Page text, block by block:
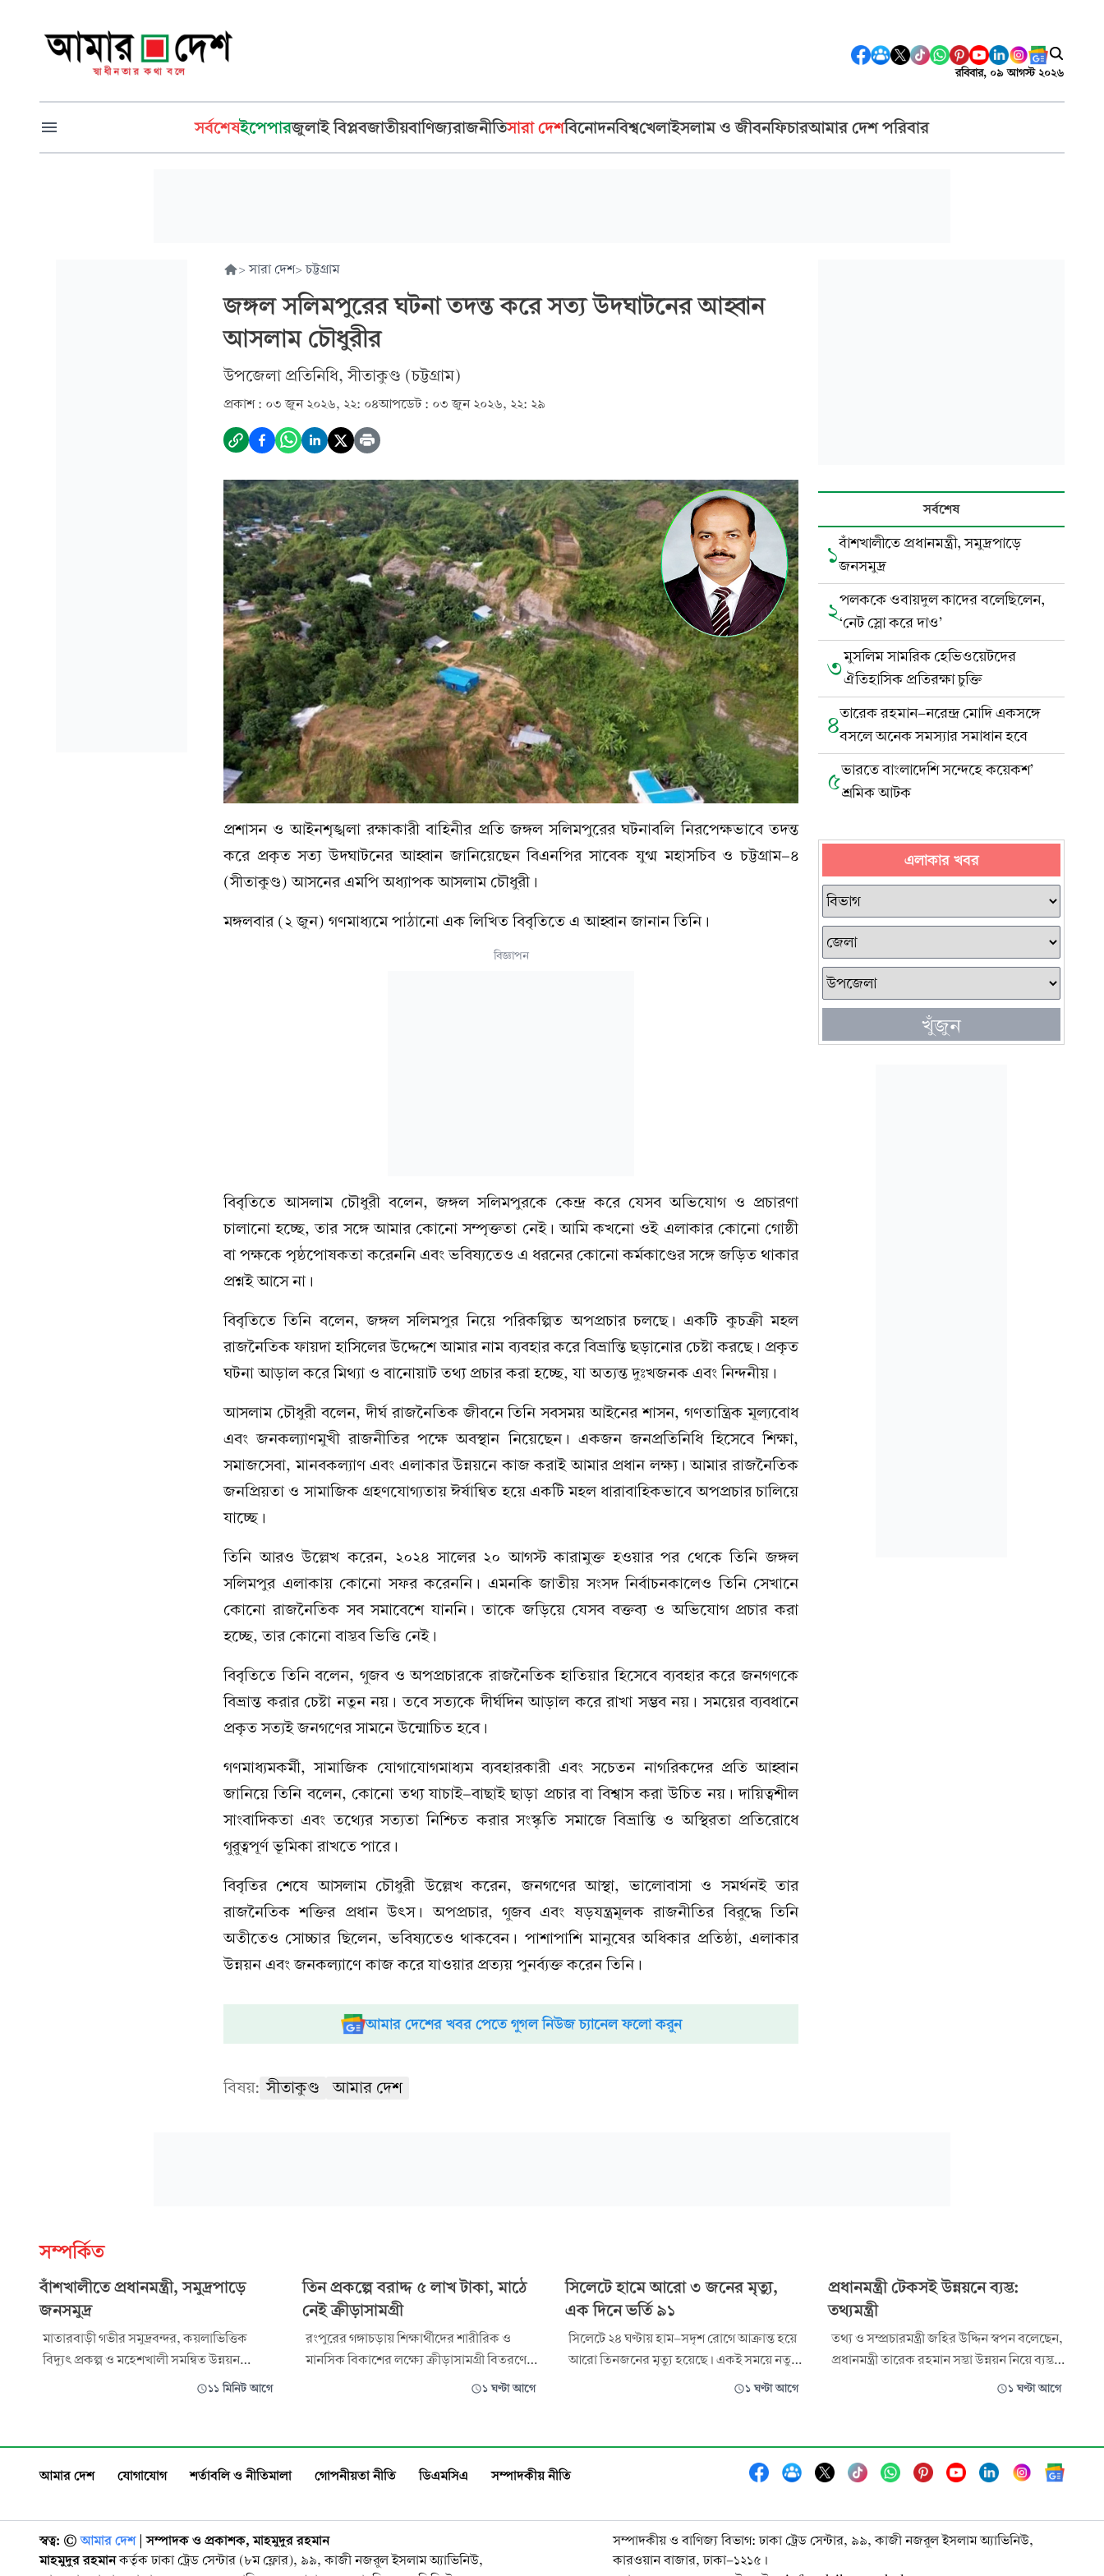
রবিবার, ০৯ আগস্ট ২০২৬
সর্বশেষইপেপারজুলাই বিপ্লবজাতীয়বাণিজ্যরাজনীতিসারা দেশবিনোদনবিশ্বখেলাইসলাম ও জীবনফিচারআমার দেশ পরিবার
> সারা দেশ> চট্টগ্রাম
জঙ্গল সলিমপুরের ঘটনা তদন্ত করে সত্য উদঘাটনের আহ্বান
আসলাম চৌধুরীর
উপজেলা প্রতিনিধি, সীতাকুণ্ড (চট্টগ্রাম)
প্রকাশ : ০৩ জুন ২০২৬, ২২: ০৪আপডেট : ০৩ জুন ২০২৬, ২২: ২৯
প্রশাসন ও আইনশৃঙ্খলা রক্ষাকারী বাহিনীর প্রতি জঙ্গল সলিমপুরের ঘটনাবলি নিরপেক্ষভাবে তদন্ত
করে প্রকৃত সত্য উদঘাটনের আহ্বান জানিয়েছেন বিএনপির সাবেক যুগ্ম মহাসচিব ও চট্টগ্রাম-৪
(সীতাকুণ্ড) আসনের এমপি অধ্যাপক আসলাম চৌধুরী।
মঙ্গলবার (২ জুন) গণমাধ্যমে পাঠানো এক লিখিত বিবৃতিতে এ আহ্বান জানান তিনি।
বিজ্ঞাপন
বিবৃতিতে আসলাম চৌধুরী বলেন, জঙ্গল সলিমপুরকে কেন্দ্র করে যেসব অভিযোগ ও প্রচারণা
চালানো হচ্ছে, তার সঙ্গে আমার কোনো সম্পৃক্ততা নেই। আমি কখনো ওই এলাকার কোনো গোষ্ঠী
বা পক্ষকে পৃষ্ঠপোষকতা করেননি এবং ভবিষ্যতেও এ ধরনের কোনো কর্মকাণ্ডের সঙ্গে জড়িত থাকার
প্রশ্নই আসে না।
বিবৃতিতে তিনি বলেন, জঙ্গল সলিমপুর নিয়ে পরিকল্পিত অপপ্রচার চলছে। একটি কুচক্রী মহল
রাজনৈতিক ফায়দা হাসিলের উদ্দেশে আমার নাম ব্যবহার করে বিভ্রান্তি ছড়ানোর চেষ্টা করছে। প্রকৃত
ঘটনা আড়াল করে মিথ্যা ও বানোয়াট তথ্য প্রচার করা হচ্ছে, যা অত্যন্ত দুঃখজনক এবং নিন্দনীয়।
আসলাম চৌধুরী বলেন, দীর্ঘ রাজনৈতিক জীবনে তিনি সবসময় আইনের শাসন, গণতান্ত্রিক মূল্যবোধ
এবং জনকল্যাণমুখী রাজনীতির পক্ষে অবস্থান নিয়েছেন। একজন জনপ্রতিনিধি হিসেবে শিক্ষা,
সমাজসেবা, মানবকল্যাণ এবং এলাকার উন্নয়নে কাজ করাই আমার প্রধান লক্ষ্য। আমার রাজনৈতিক
জনপ্রিয়তা ও সামাজিক গ্রহণযোগ্যতায় ঈর্ষান্বিত হয়ে একটি মহল ধারাবাহিকভাবে অপপ্রচার চালিয়ে
যাচ্ছে।
তিনি আরও উল্লেখ করেন, ২০২৪ সালের ২০ আগস্ট কারামুক্ত হওয়ার পর থেকে তিনি জঙ্গল
সলিমপুর এলাকায় কোনো সফর করেননি। এমনকি জাতীয় সংসদ নির্বাচনকালেও তিনি সেখানে
কোনো রাজনৈতিক সব সমাবেশে যাননি। তাকে জড়িয়ে যেসব বক্তব্য ও অভিযোগ প্রচার করা
হচ্ছে, তার কোনো বাস্তব ভিত্তি নেই।
বিবৃতিতে তিনি বলেন, গুজব ও অপপ্রচারকে রাজনৈতিক হাতিয়ার হিসেবে ব্যবহার করে জনগণকে
বিভ্রান্ত করার চেষ্টা নতুন নয়। তবে সত্যকে দীর্ঘদিন আড়াল করে রাখা সম্ভব নয়। সময়ের ব্যবধানে
প্রকৃত সত্যই জনগণের সামনে উন্মোচিত হবে।
গণমাধ্যমকর্মী, সামাজিক যোগাযোগমাধ্যম ব্যবহারকারী এবং সচেতন নাগরিকদের প্রতি আহ্বান
জানিয়ে তিনি বলেন, কোনো তথ্য যাচাই-বাছাই ছাড়া প্রচার বা বিশ্বাস করা উচিত নয়। দায়িত্বশীল
সাংবাদিকতা এবং তথ্যের সত্যতা নিশ্চিত করার সংস্কৃতি সমাজে বিভ্রান্তি ও অস্থিরতা প্রতিরোধে
গুরুত্বপূর্ণ ভূমিকা রাখতে পারে।
বিবৃতির শেষে আসলাম চৌধুরী উল্লেখ করেন, জনগণের আস্থা, ভালোবাসা ও সমর্থনই তার
রাজনৈতিক শক্তির প্রধান উৎস। অপপ্রচার, গুজব এবং ষড়যন্ত্রমূলক রাজনীতির বিরুদ্ধে তিনি
অতীতেও সোচ্চার ছিলেন, ভবিষ্যতেও থাকবেন। পাশাপাশি মানুষের অধিকার প্রতিষ্ঠা, এলাকার
উন্নয়ন এবং জনকল্যাণে কাজ করে যাওয়ার প্রত্যয় পুনর্ব্যক্ত করেন তিনি।
আমার দেশের খবর পেতে গুগল নিউজ চ্যানেল ফলো করুন
বিষয়: সীতাকুণ্ড আমার দেশ
সর্বশেষ
১বাঁশখালীতে প্রধানমন্ত্রী, সমুদ্রপাড়ে
জনসমুদ্র
২পলককে ওবায়দুল কাদের বলেছিলেন,
‘নেট স্লো করে দাও’
৩মুসলিম সামরিক হেভিওয়েটদের
ঐতিহাসিক প্রতিরক্ষা চুক্তি
৪তারেক রহমান-নরেন্দ্র মোদি একসঙ্গে
বসলে অনেক সমস্যার সমাধান হবে
৫ভারতে বাংলাদেশি সন্দেহে কয়েকশ’
শ্রমিক আটক
এলাকার খবর
খুঁজুন
সম্পর্কিত
বাঁশখালীতে প্রধানমন্ত্রী, সমুদ্রপাড়ে
জনসমুদ্র
মাতারবাড়ী গভীর সমুদ্রবন্দর, কয়লাভিত্তিক
বিদ্যুৎ প্রকল্প ও মহেশখালী সমন্বিত উন্নয়ন
কর্তৃপক্ষের (মিডা) কার্যক্রম পরিদর্শন শেষে
বাহারছড়া সমুদ্রপাড়ে মানুষের ঢল নামে। পুরো
১১ মিনিট আগে
তিন প্রকল্পে বরাদ্দ ৫ লাখ টাকা, মাঠে
নেই ক্রীড়াসামগ্রী
রংপুরের গঙ্গাচড়ায় শিক্ষার্থীদের শারীরিক ও
মানসিক বিকাশের লক্ষ্যে ক্রীড়াসামগ্রী বিতরণের
জন্য ২০২৫-২৬ অর্থবছরের বার্ষিক উন্নয়ন
নথিতে এসব প্রকল্পের অর্থ ব্যয় দেখানো হলেও
মাঠ পর্যায়ে এখনো ক্রীড়া সামগ্র
১ ঘণ্টা আগে
সিলেটে হামে আরো ৩ জনের মৃত্যু,
এক দিনে ভর্তি ৯১
সিলেটে ২৪ ঘণ্টায় হাম-সদৃশ রোগে আক্রান্ত হয়ে
আরো তিনজনের মৃত্যু হয়েছে। একই সময়ে নতুন
করে ৯১ জন সন্দেহভাজন হাম রোগী হাসপাতালে
৮২৭ জনে। সন্দেহভাজন ও নিশ্চিত হাম মিলিয়ে
১ ঘণ্টা আগে
প্রধানমন্ত্রী টেকসই উন্নয়নে ব্যস্ত:
তথ্যমন্ত্রী
তথ্য ও সম্প্রচারমন্ত্রী জহির উদ্দিন স্বপন বলেছেন,
প্রধানমন্ত্রী তারেক রহমান সস্তা উন্নয়ন নিয়ে ব্যস্ত
নন। এর বড় প্রমাণ হলো—আগামী পাঁচ বছরে
করা হবে। এ লক্ষ্যেই সারা দেশে বৃক্ষমেলার
আয়োজন করা হচ্ছে। রোববার সকা
১ ঘণ্টা আগে
আমার দেশ যোগাযোগ শর্তাবলি ও নীতিমালা গোপনীয়তা নীতি ডিএমসিএ সম্পাদকীয় নীতি
স্বত্ব: ©️ আমার দেশ| সম্পাদক ও প্রকাশক, মাহমুদুর রহমান
মাহমুদুর রহমানকর্তৃক ঢাকা ট্রেড সেন্টার (৮ম ফ্লোর), ৯৯, কাজী নজরুল ইসলাম অ্যাভিনিউ,
সম্পাদকীয় ও বাণিজ্য বিভাগ: ঢাকা ট্রেড সেন্টার, ৯৯, কাজী নজরুল ইসলাম অ্যাভিনিউ,
কারওয়ান বাজার, ঢাকা-১২১৫।